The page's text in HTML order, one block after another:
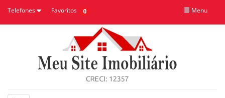
Telefones Favoritos 0 Menu